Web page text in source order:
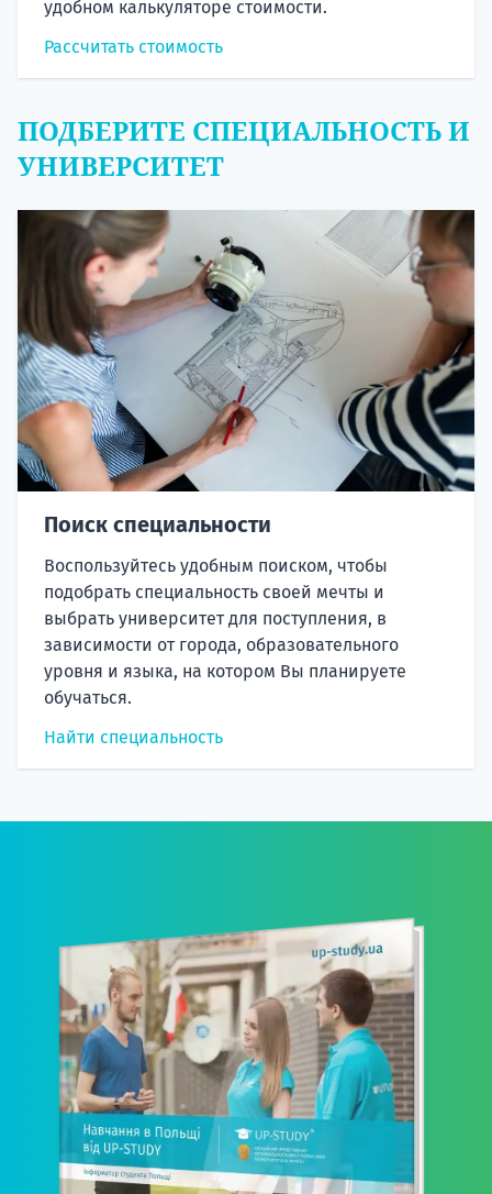
удобном калькуляторе стоимости.
Рассчитать стоимость
ПОДБЕРИТЕ СПЕЦИАЛЬНОСТЬ И
УНИВЕРСИТЕТ
Поиск специальности
Воспользуйтесь удобным поиском, чтобы
подобрать специальность своей мечты и
выбрать университет для поступления, в
зависимости от города, образовательного
уровня и языка, на котором Вы планируете
обучаться.
Найти специальность